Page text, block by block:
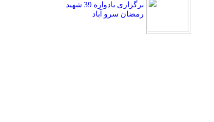
برگزاری یادواره 39 شهید
رمضان سرو آباد